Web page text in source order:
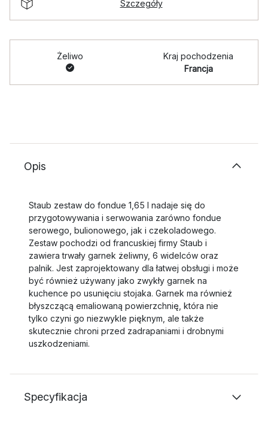
Szczegóły
Żeliwo
Kraj pochodzenia
Francja
Opis
Staub zestaw do fondue 1,65 l nadaje się do
przygotowywania i serwowania zarówno fondue
serowego, bulionowego, jak i czekoladowego.
Zestaw pochodzi od francuskiej firmy Staub i
zawiera trwały garnek żeliwny, 6 widelców oraz
palnik. Jest zaprojektowany dla łatwej obsługi i może
być również używany jako zwykły garnek na
kuchence po usunięciu stojaka. Garnek ma również
błyszczącą emaliowaną powierzchnię, która nie
tylko czyni go niezwykle pięknym, ale także
skutecznie chroni przed zadrapaniami i drobnymi
uszkodzeniami.
Specyfikacja